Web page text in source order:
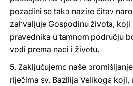
pozadini se tako nazire čitav
zahvaljuje Gospodinu života, koji
pravednika u tamnom području
vodi prema nadi i životu.
5. Zaključujemo naše
riječima sv. Bazilija Velikoga koji,